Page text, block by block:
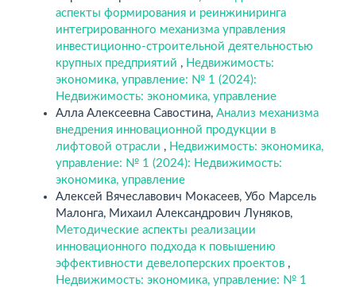
аспекты формирования и реинжиниринга
интегрированного механизма управления
инвестиционно-строительной деятельностью
крупных предприятий , Недвижимость:
экономика, управление: № 1 (2024):
Недвижимость: экономика, управление
Алла Алексеевна Савостина, Анализ механизма
внедрения инновационной продукции в
лифтовой отрасли , Недвижимость: экономика,
управление: № 1 (2024): Недвижимость:
экономика, управление
Алексей Вячеславович Мокасеев, Убо Марсель
Малонга, Михаил Александрович Луняков,
Методические аспекты реализации
инновационного подхода к повышению
эффективности девелоперских проектов ,
Недвижимость: экономика, управление: № 1